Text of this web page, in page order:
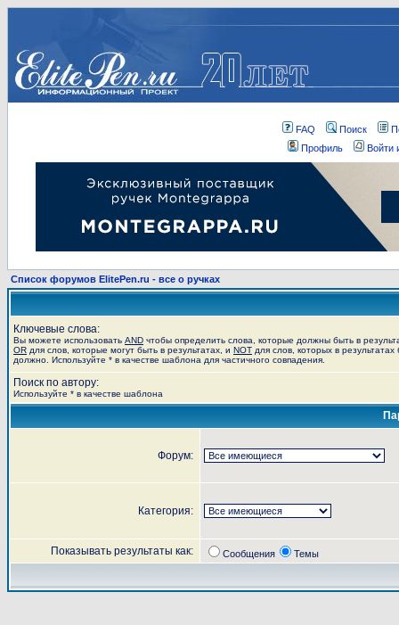
FAQ Поиск
Профиль
Войти
Список форумов ElitePen.ru - все о ручках
Ключевые слова:
Вы можете использовать AND чтобы определить слова, которые должны быть в
OR для слов, которые могут быть в результатах, и NOT для слов, которых в результатах
должно. Используйте * в качестве шаблона для частичного совпадения.
Поиск по автору:
Используйте * в качестве шаблона
Форум:
Категория:
Показывать результаты как: Сообщения Темы